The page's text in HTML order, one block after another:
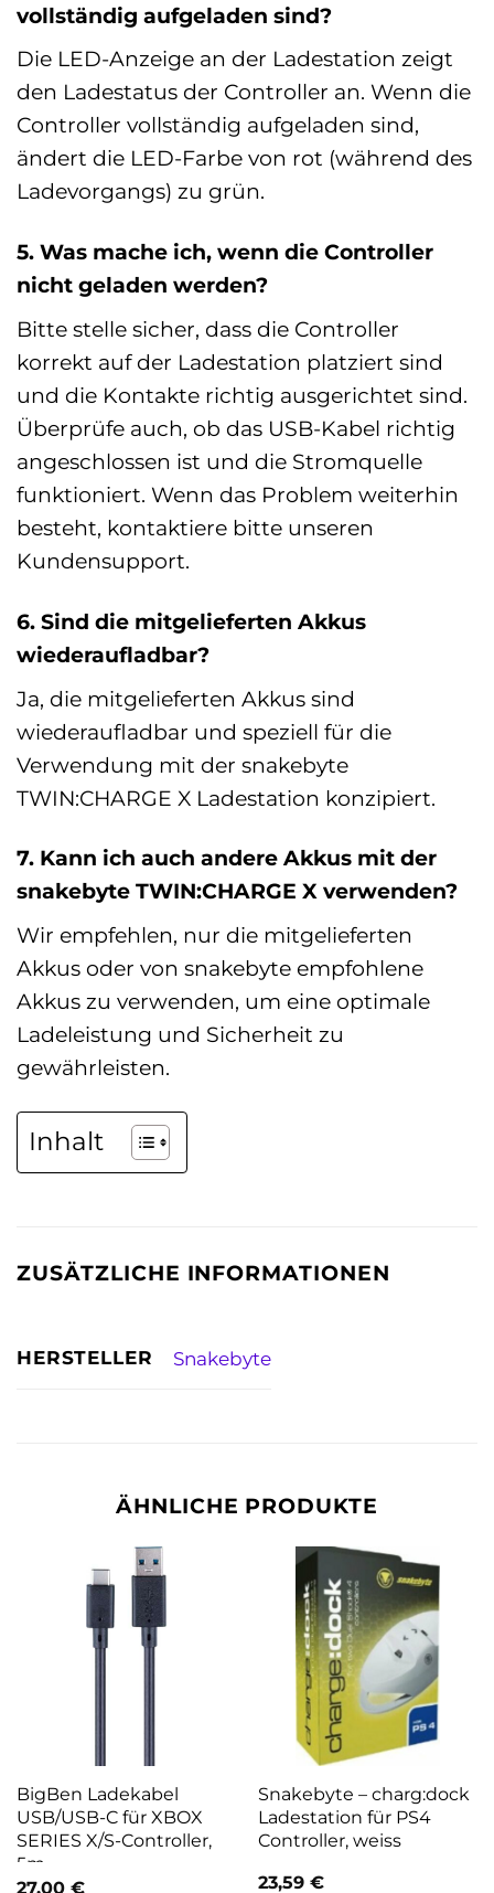
vollständig aufgeladen sind?
Die LED-Anzeige an der Ladestation zeigt
den Ladestatus der Controller an. Wenn die
Controller vollständig aufgeladen sind,
ändert die LED-Farbe von rot (während des
Ladevorgangs) zu grün.
5. Was mache ich, wenn die Controller
nicht geladen werden?
Bitte stelle sicher, dass die Controller
korrekt auf der Ladestation platziert sind
und die Kontakte richtig ausgerichtet sind.
Überprüfe auch, ob das USB-Kabel richtig
angeschlossen ist und die Stromquelle
funktioniert. Wenn das Problem weiterhin
besteht, kontaktiere bitte unseren
Kundensupport.
6. Sind die mitgelieferten Akkus
wiederaufladbar?
Ja, die mitgelieferten Akkus sind
wiederaufladbar und speziell für die
Verwendung mit der snakebyte
TWIN:CHARGE X Ladestation konzipiert.
7. Kann ich auch andere Akkus mit der
snakebyte TWIN:CHARGE X verwenden?
Wir empfehlen, nur die mitgelieferten
Akkus oder von snakebyte empfohlene
Akkus zu verwenden, um eine optimale
Ladeleistung und Sicherheit zu
gewährleisten.
Inhalt
ZUSÄTZLICHE INFORMATIONEN
HERSTELLER Snakebyte
ÄHNLICHE PRODUKTE
BigBen Ladekabel
USB/USB-C für XBOX
SERIES X/S-Controller,
5m
27,00 €
Snakebyte – charg:dock
Ladestation für PS4
Controller, weiss
23,59 €